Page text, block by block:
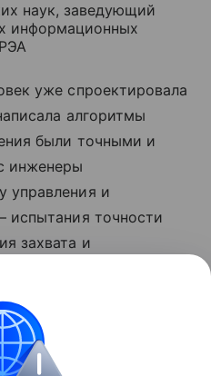
наук, заведующий
информационных
уже спроектировала
алгоритмы
были точными и
инженеры
управления и
испытания точности
захвата и
дроне, который